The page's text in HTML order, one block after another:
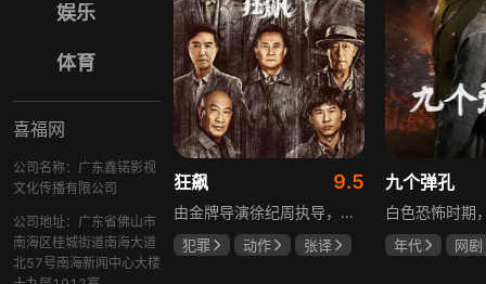
娱乐
体育
喜福网
公司名称：广东鑫锘影视
文化传播有限公司
公司地址：广东省佛山市
南海区桂城街道南海大道
北57号南海新闻中心大楼
狂飙 9.5
由金牌导演徐纪周执导，张译、张颂文、李一桐、张志坚、吴刚领衔主演，倪大红、韩童生、李建义特邀主演的中央政法委重点项目。一部扫黑除恶坚决斗争的回忆录，横跨20年的群像叙事全景式展现时代变迁下的黑白较量与复杂人性。
犯罪 动作
张译
九个弹孔
年代
网剧